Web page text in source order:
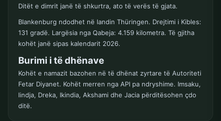
Ditët e dimrit janë të shkurtra, ato të verës të gjata.
Blankenburg ndodhet në landin Thüringen. Drejtimi i Kibles:
131 gradë. Largësia nga Qabeja: 4.159 kilometra. Të gjitha
kohët janë sipas kalendarit 2026.
Burimi i të dhënave
Kohët e namazit bazohen në të dhënat zyrtare të Autoriteti
Fetar Diyanet. Kohët merren nga API pa ndryshime. Imsaku,
lindja, Dreka, Ikindia, Akshami dhe Jacia përditësohen çdo
ditë.